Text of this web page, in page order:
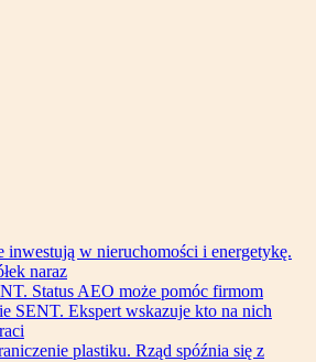
inwestują w nieruchomości i energetykę.
naraz
Status AEO może pomóc firmom
SENT. Ekspert wskazuje kto na nich
plastiku. Rząd spóźnia się z